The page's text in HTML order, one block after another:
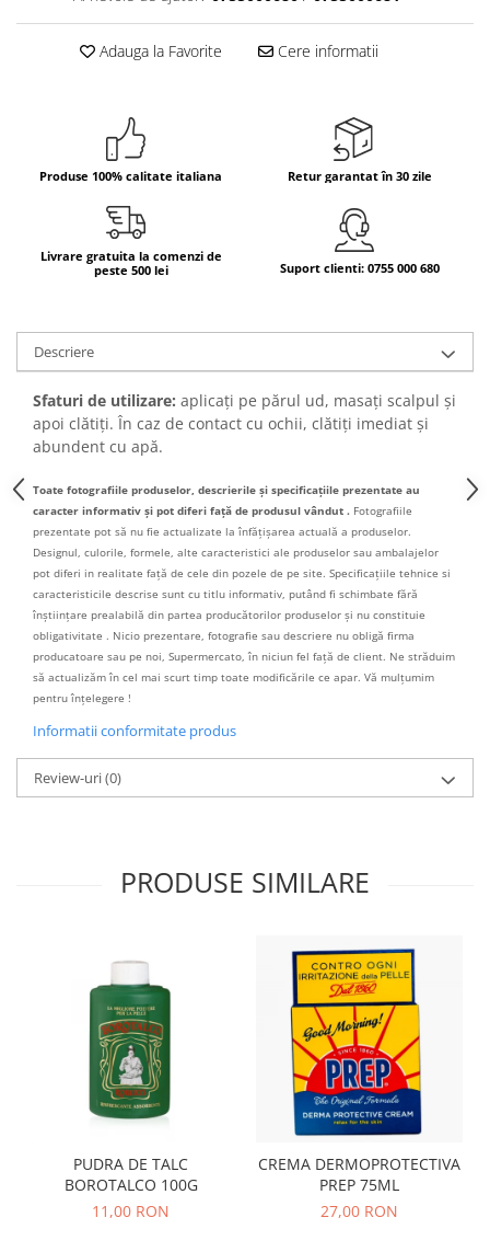
Vinuri italiene
Sucuri si bauturi racoritoare
Ceai
Panettone cozonac italian,
Pandoro si Balocco
Produse fara gluten
Produse de patiserie
Adauga la Favorite Cere informatii
Produse 100% calitate italiana Retur garantat în 30 zile
Livrare gratuita la comenzi de
peste 500 lei
Suport clienti: 0755 000 680
Descriere
Sfaturi de utilizare: aplicați pe părul ud, masați scalpul și
apoi clătiți. În caz de contact cu ochii, clătiți imediat și
abundent cu apă.
Toate fotografiile produselor, descrierile și specificațiile prezentate au
caracter informativ și pot diferi față de produsul vândut . Fotografiile
prezentate pot să nu fie actualizate la înfățișarea actuală a produselor.
Designul, culorile, formele, alte caracteristici ale produselor sau ambalajelor
pot diferi in realitate față de cele din pozele de pe site. Specificațiile tehnice si
caracteristicile descrise sunt cu titlu informativ, putând fi schimbate fără
înștiințare prealabilă din partea producătorilor produselor și nu constituie
obligativitate . Nicio prezentare, fotografie sau descriere nu obligă firma
producatoare sau pe noi, Supermercato, în niciun fel față de client. Ne străduim
să actualizăm în cel mai scurt timp toate modificările ce apar. Vă mulțumim
pentru înțelegere !
Informatii conformitate produs
Review-uri(0)
PRODUSE SIMILARE
PUDRA DE TALC
BOROTALCO 100G
11,00 RON
CREMA DERMOPROTECTIVA
PREP 75ML
27,00 RON